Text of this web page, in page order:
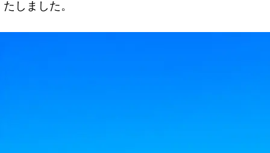
たしました。